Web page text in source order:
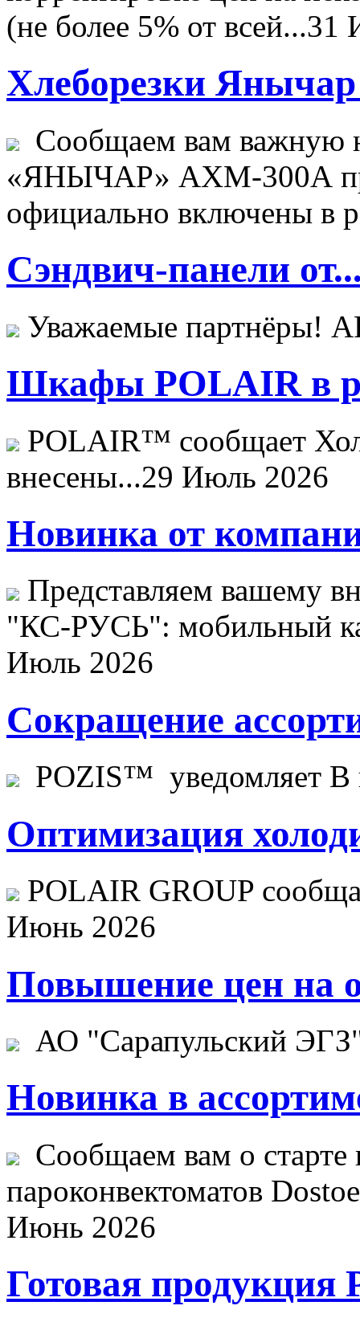
(не более 5% от всей...31
Хлеборезки Янычар
Сообщаем вам важную
«ЯНЫЧАР» АХМ-300А
официально включены в
Сэндвич-панели
Уважаемые
Шкафы POLAIR в
POLAIR™ сообщает
внесены...29 Июль 2026
Новинка от
Представляем вашему
"КС-РУСЬ": мобильный
Июль 2026
Сокращение
POZIS™ уведомляет В
Оптимизация
POLAIR GROUP
Июнь 2026
Повышение цен на
АО "Сарапульский
Новинка в
Сообщаем вам о старте
пароконвектоматов
Июнь 2026
Готовая продукция